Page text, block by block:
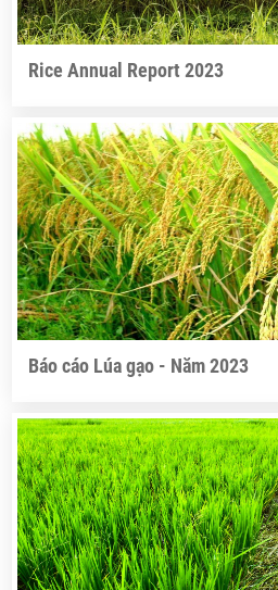
Rice Annual Report 2023
Báo cáo Lúa gạo - Năm 2023